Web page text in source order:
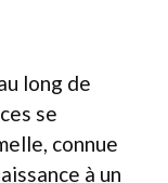
long de
se
connue
à un